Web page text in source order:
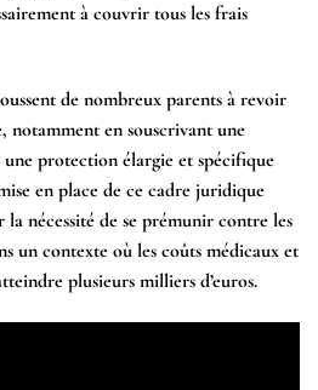
à couvrir tous les frais
de nombreux parents à revoir
notamment en souscrivant une
protection élargie et spécifique
en place de ce cadre juridique
nécessité de se prémunir contre les
un contexte où les coûts médicaux et
plusieurs milliers d’euros.